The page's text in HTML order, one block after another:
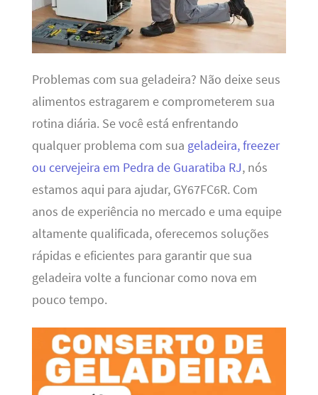
Problemas com sua geladeira? Não deixe seus
alimentos estragarem e comprometerem sua
rotina diária. Se você está enfrentando
qualquer problema com sua geladeira, freezer
ou cervejeira em Pedra de Guaratiba RJ, nós
estamos aqui para ajudar, GY67FC6R. Com
anos de experiência no mercado e uma equipe
altamente qualificada, oferecemos soluções
rápidas e eficientes para garantir que sua
geladeira volte a funcionar como nova em
pouco tempo.